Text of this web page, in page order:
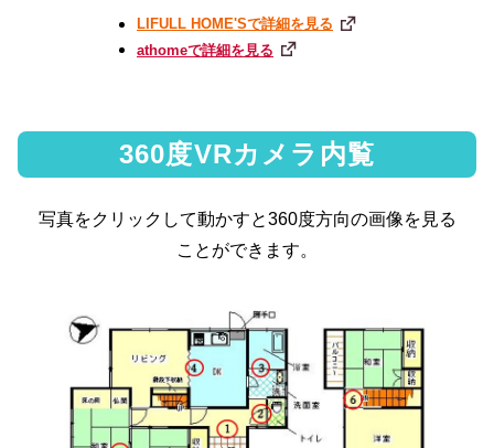
LIFULL HOME'Sで詳細を見る
athomeで詳細を見る
360度VRカメラ内覧
写真をクリックして動かすと360度方向の画像を見る
ことができます。